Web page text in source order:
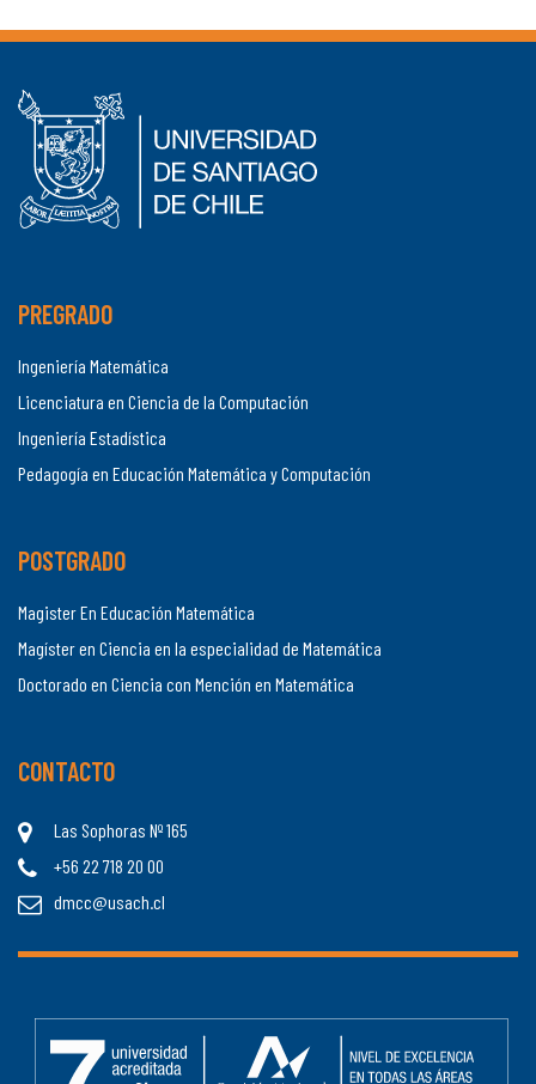
PREGRADO
Ingeniería Matemática
Licenciatura en Ciencia de la Computación
Ingeniería Estadística
Pedagogía en Educación Matemática y Computación
POSTGRADO
Magister En Educación Matemática
Magíster en Ciencia en la especialidad de Matemática
Doctorado en Ciencia con Mención en Matemática
CONTACTO
Las Sophoras Nº 165
+56 22 718 20 00
dmcc@usach.cl